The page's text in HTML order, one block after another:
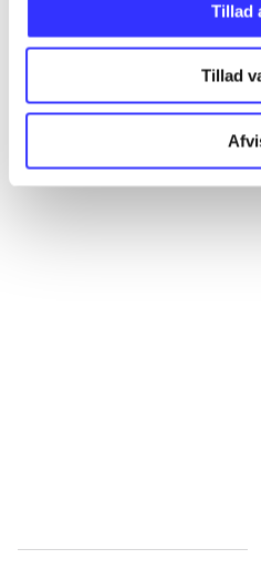
Tillad
Tillad
Artikler
Alle registrerede artikler